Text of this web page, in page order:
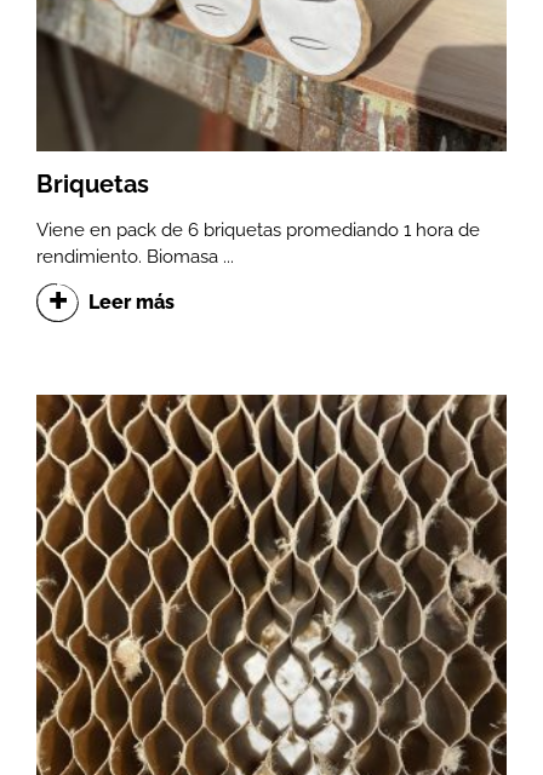
Briquetas
Viene en pack de 6 briquetas promediando 1 hora de
rendimiento. Biomasa ...
Leer más